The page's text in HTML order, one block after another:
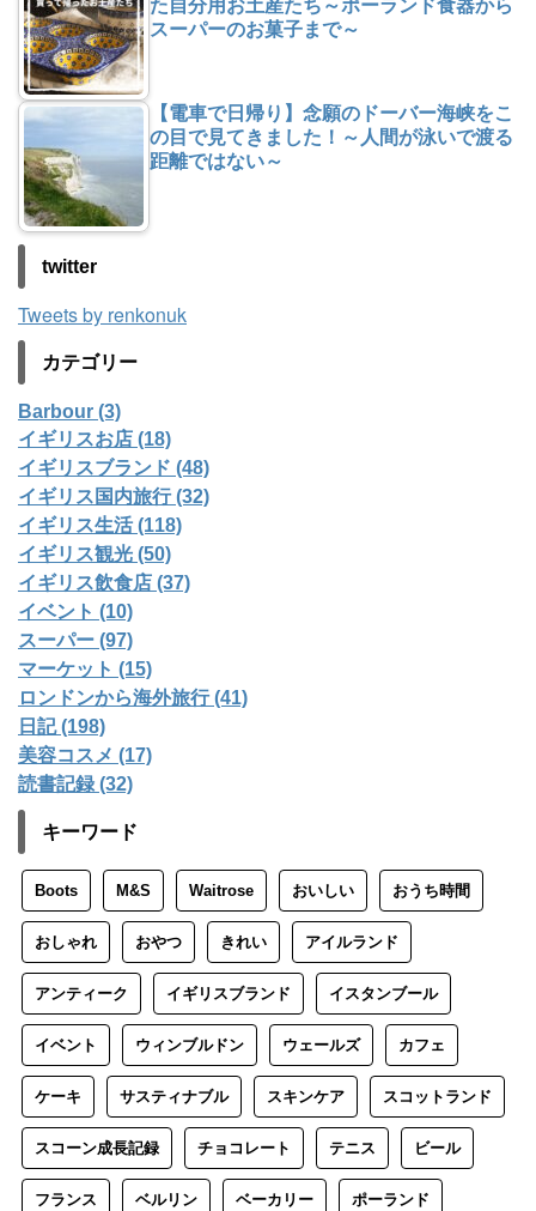
スーパーのお菓子まで～
【電車で日帰り】念願のドーバー海峡をこ
の目で見てきました！～人間が泳いで渡る
距離ではない～
twitter
Tweets by renkonuk
カテゴリー
Barbour (3)
イギリスお店 (18)
イギリスブランド (48)
イギリス国内旅行 (32)
イギリス生活 (118)
イギリス観光 (50)
イギリス飲食店 (37)
イベント (10)
スーパー (97)
マーケット (15)
ロンドンから海外旅行 (41)
日記 (198)
美容コスメ (17)
読書記録 (32)
キーワード
Boots M&S Waitrose おいしい おうち時間
おしゃれ おやつ きれい アイルランド
アンティーク イギリスブランド イスタンブール
イベント ウィンブルドン ウェールズ カフェ
ケーキ サスティナブル スキンケア スコットランド
スコーン成長記録 チョコレート テニス ビール
フランス ベルリン ベーカリー ポーランド